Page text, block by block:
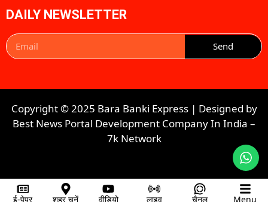
DAILY NEWSLETTER
Send
Copyright © 2025 Bara Banki Express | Designed by
Best News Portal Development Company In India –
7k Network​​
ई-पेपर शहर चुनें वीडियो लाइव चैनल Menu